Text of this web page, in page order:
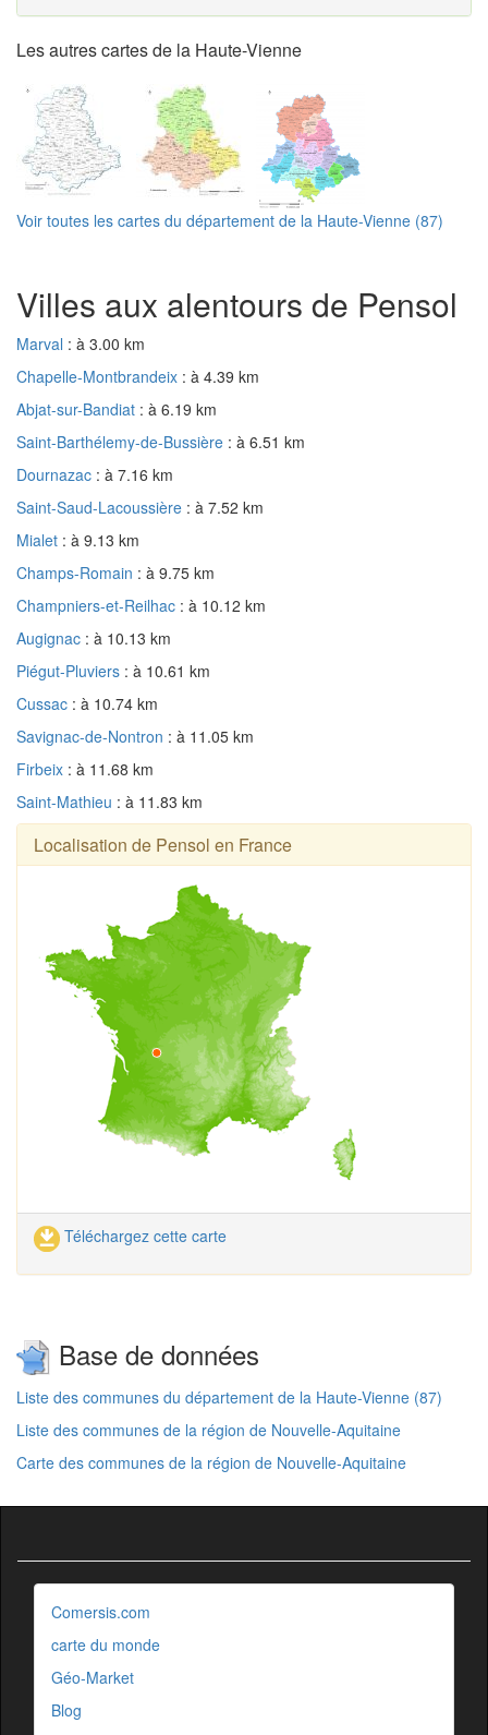
Les autres cartes de la Haute-Vienne
Voir toutes les cartes du département de la Haute-Vienne (87)
Villes aux alentours de Pensol
Marval : à 3.00 km
Chapelle-Montbrandeix : à 4.39 km
Abjat-sur-Bandiat : à 6.19 km
Saint-Barthélemy-de-Bussière : à 6.51 km
Dournazac : à 7.16 km
Saint-Saud-Lacoussière : à 7.52 km
Mialet : à 9.13 km
Champs-Romain : à 9.75 km
Champniers-et-Reilhac : à 10.12 km
Augignac : à 10.13 km
Piégut-Pluviers : à 10.61 km
Cussac : à 10.74 km
Savignac-de-Nontron : à 11.05 km
Firbeix : à 11.68 km
Saint-Mathieu : à 11.83 km
Localisation de Pensol en France
Téléchargez cette carte
Base de données
Liste des communes du département de la Haute-Vienne (87)
Liste des communes de la région de Nouvelle-Aquitaine
Carte des communes de la région de Nouvelle-Aquitaine
Comersis.com
carte du monde
Géo-Market
Blog